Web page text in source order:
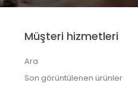
Müşteri hizmetleri
Ara
Son görüntülenen ürünler